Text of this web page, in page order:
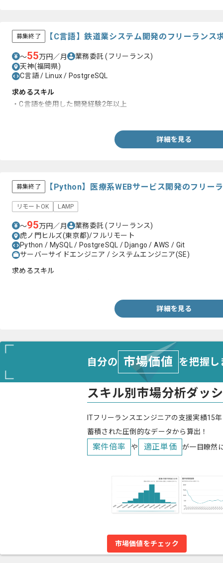
募集終了 【C言語】鉄道業システム開発のフリーランス
〜55万円／月 業務委託(フリーランス)
天神(福岡県)
C言語 / Linux / PostgreSQL
求めるスキル
・C言語を使用した開発経験2年以上
詳細を見る
募集終了 【Python】医療系WEBサービス開発のフリー
リモートOK LAMP
〜95万円／月 業務委託(フリーランス)
虎ノ門ヒルズ(東京都)/フルリモート
Python / MySQL / PostgreSQL / Django / AWS / Git
サーバーサイドエンジニア / システムエンジニア(SE)
求めるスキル
詳細を見る
自分の 市場価値 を把握
スキル別市場分析ダッ
ITフリーランスエンジニアの支援実績15
蓄積された圧倒的なデータから算出！
案件倍率 や 適正単価 が一目瞭然
市場価値をチェック